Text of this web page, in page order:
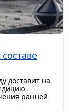
доставит на
ранней